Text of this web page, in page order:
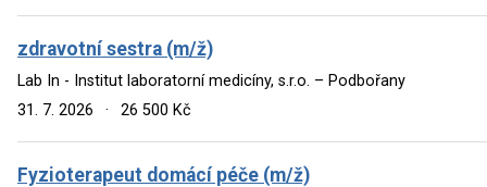
zdravotní sestra (m/ž)
Lab In - Institut laboratorní medicíny, s.r.o. – Podbořany
31. 7. 2026
· 26 500 Kč
Fyzioterapeut domácí péče (m/ž)